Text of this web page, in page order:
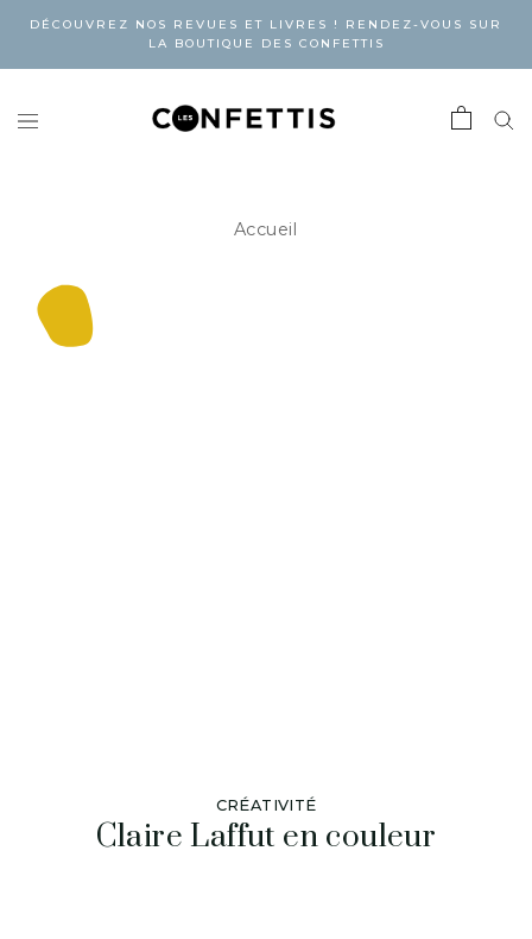
DÉCOUVREZ NOS REVUES ET LIVRES ! RENDEZ-VOUS SUR
LA BOUTIQUE DES CONFETTIS
Accueil
CRÉATIVITÉ
Claire Laffut en couleur